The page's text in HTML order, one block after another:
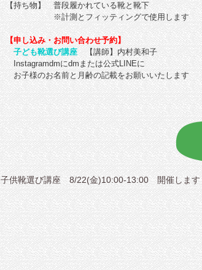
【持ち物】 普段履かれている靴と靴下
※計測とフィッティングで使用します
【申し込み・お問い合わせ予約】
子ども靴選び講座
【講師】内村美和子
Instagramdmにdmまたは公式LINEに
お子様のお名前と月齢の記載をお願いいたします
子供靴選び講座 8/22(金)10:00-13:00 開催します